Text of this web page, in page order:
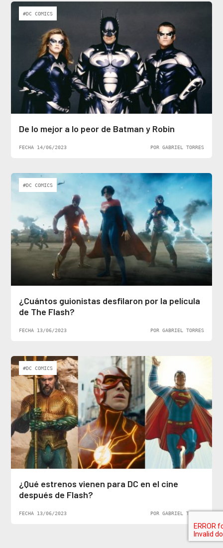
#DC COMICS
De lo mejor a lo peor de Batman y Robin
FECHA 14/06/2023 POR GABRIEL TORRES
#DC COMICS
¿Cuántos guionistas desfilaron por la película
de The Flash?
FECHA 13/06/2023 POR GABRIEL TORRES
#DC COMICS
¿Qué estrenos vienen para DC en el cine
después de Flash?
FECHA 13/06/2023 POR GABRIEL TORRES